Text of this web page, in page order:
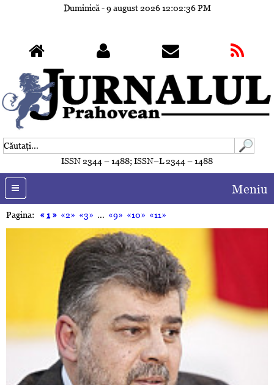
Duminică - 9 august 202612:02:39 PM
ISSN 2344 – 1488; ISSN–L 2344 – 1488
Meniu
Pagina: «1» «2» «3» ... «9» «10» «11»